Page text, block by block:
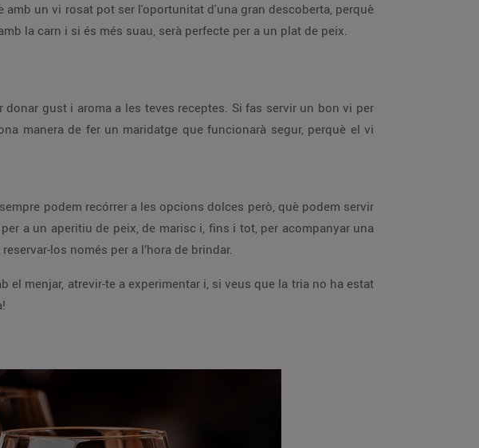
un vi rosat pot ser l'oportunitat d'una gran descoberta, perquè
la carn i si és més suau, serà perfecte per a un plat de peix.
gust i aroma a les teves receptes. Si fas servir un bon vi per
manera de fer un maridatge que funcionarà segur, perquè el vi
podem recórrer a les opcions dolces però, què podem servir
a un aperitiu de peix, de marisc i, fins i tot, per acompanyar una
los només per a l’hora de brindar.
el menjar, atrevir-te a experimentar i, si veus que la tria no ha estat